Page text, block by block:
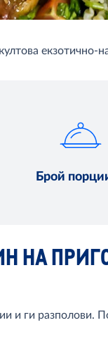
екзотично-
Брой
НА
и ги разполови.